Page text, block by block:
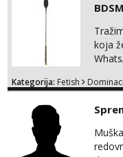
vidiš,
BDSM
koja
i
Kategorija: Fetish